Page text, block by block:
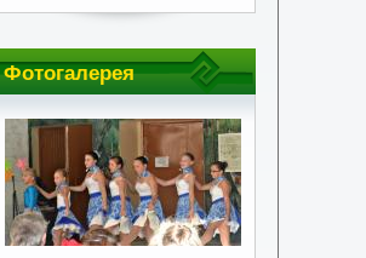
Фотогалерея